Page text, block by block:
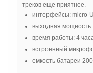
треков еще приятнее.
интерфейсы: micro-
выходная
время работы: 4
встроенный
емкость батареи